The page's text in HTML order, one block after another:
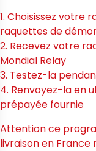
1. Choisissez votre
raquettes de
2. Recevez votre
Mondial Relay
3. Testez-la
4. Renvoyez-la en
prépayée fournie
Attention ce
livraison en